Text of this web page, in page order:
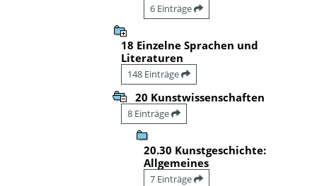
6 Einträge
18 Einzelne Sprachen und
Literaturen
148 Einträge
20 Kunstwissenschaften
8 Einträge
20.30 Kunstgeschichte:
Allgemeines
7 Einträge